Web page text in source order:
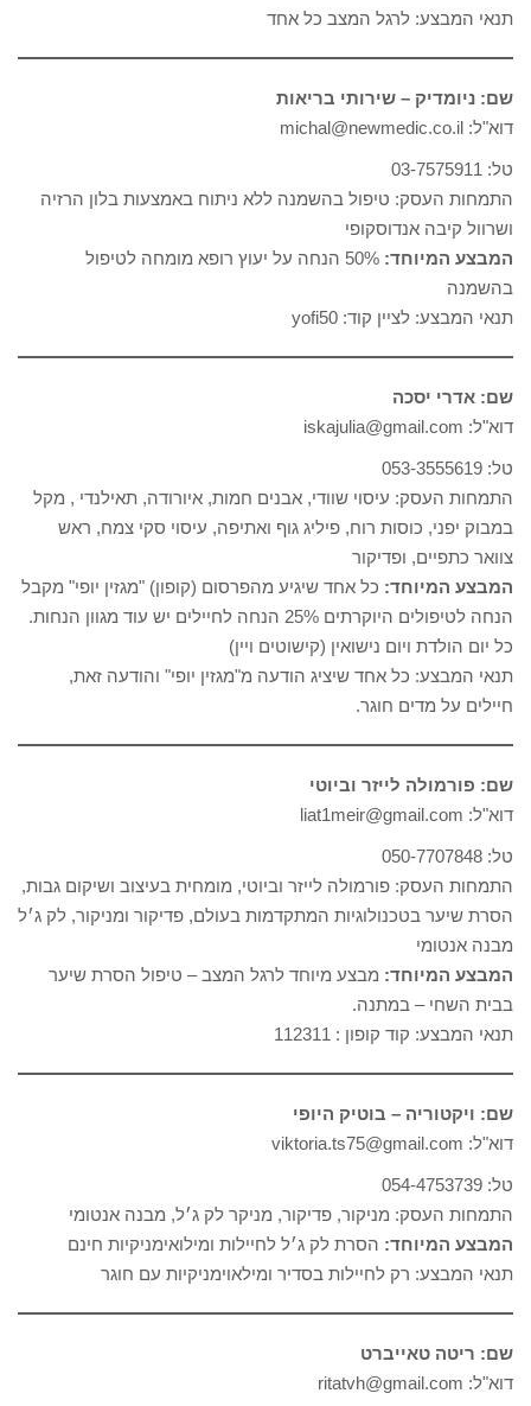
תנאי המבצע: לרגל המצב כל אחד
שם: ניומדיק – שירותי בריאות
דוא"ל: michal@newmedic.co.il
טל: 03-7575911
התמחות העסק: טיפול בהשמנה ללא ניתוח באמצעות בלון הרזיה
ושרוול קיבה אנדוסקופי
המבצע המיוחד:
50% הנחה על יעוץ רופא מומחה לטיפול
בהשמנה
תנאי המבצע: לציין קוד: yofi50
שם: אדרי יסכה
דוא"ל: iskajulia@gmail.com
טל: 053-3555619
התמחות העסק: עיסוי שוודי, אבנים חמות, איורודה, תאילנדי , מקל
במבוק יפני, כוסות רוח, פיליג גוף ואתיפה, עיסוי סקי צמח, ראש
צוואר כתפיים, ופדיקור
המבצע המיוחד: כל אחד שיגיע מהפרסום (קופון) "מגזין יופי" מקבל
הנחה לטיפולים היוקרתים 25% הנחה לחיילים יש עוד מגוון הנחות.
כל יום הולדת ויום נישואין (קישוטים ויין)
תנאי המבצע: כל אחד שיציג הודעה מ"מגזין יופי" והודעה זאת,
חיילים על מדים חוגר.
שם: פורמולה לייזר וביוטי
דוא"ל: liat1meir@gmail.com
טל: 050-7707848
התמחות העסק: פורמולה לייזר וביוטי, מומחית בעיצוב ושיקום גבות,
הסרת שיער בטכנולוגיות המתקדמות בעולם, פדיקור ומניקור, לק ג׳ל
מבנה אנטומי
המבצע המיוחד: מבצע מיוחד לרגל המצב – טיפול הסרת שיער
בבית השחי – במתנה.
תנאי המבצע: קוד קופון : 112311
שם: ויקטוריה – בוטיק היופי
דוא"ל: viktoria.ts75@gmail.com
טל: 054-4753739
התמחות העסק: מניקור, פדיקור, מניקר לק ג׳ל, מבנה אנטומי
המבצע המיוחד: הסרת לק ג׳ל לחיילות ומילואימניקיות חינם
תנאי המבצע: רק לחיילות בסדיר ומילאוימניקיות עם חוגר
שם: ‫ריטה טאייברט‬‎
דוא"ל: ritatvh@gmail.com